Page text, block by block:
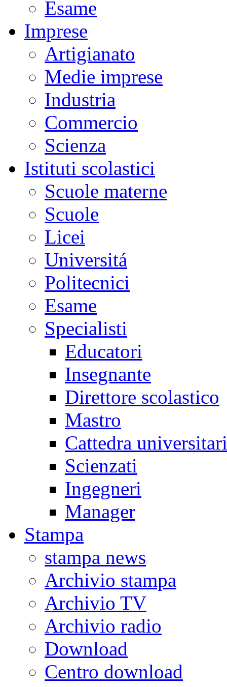
Esame
Imprese
Artigianato
Medie imprese
Industria
Commercio
Scienza
Istituti scolastici
Scuole materne
Scuole
Licei
Universitá
Politecnici
Esame
Specialisti
Educatori
Insegnante
Direttore scolastico
Mastro
Cattedra
Scienzati
Ingegneri
Manager
Stampa
stampa news
Archivio stampa
Archivio TV
Archivio radio
Download
Centro download